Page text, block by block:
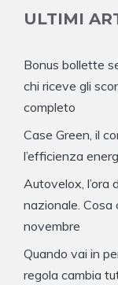
ULTIMI
Bonus bollette
chi riceve gli
completo
Case Green, il
l’efficienza
Autovelox, l’ora
nazionale. Cosa
novembre
Quando vai in
regola cambia